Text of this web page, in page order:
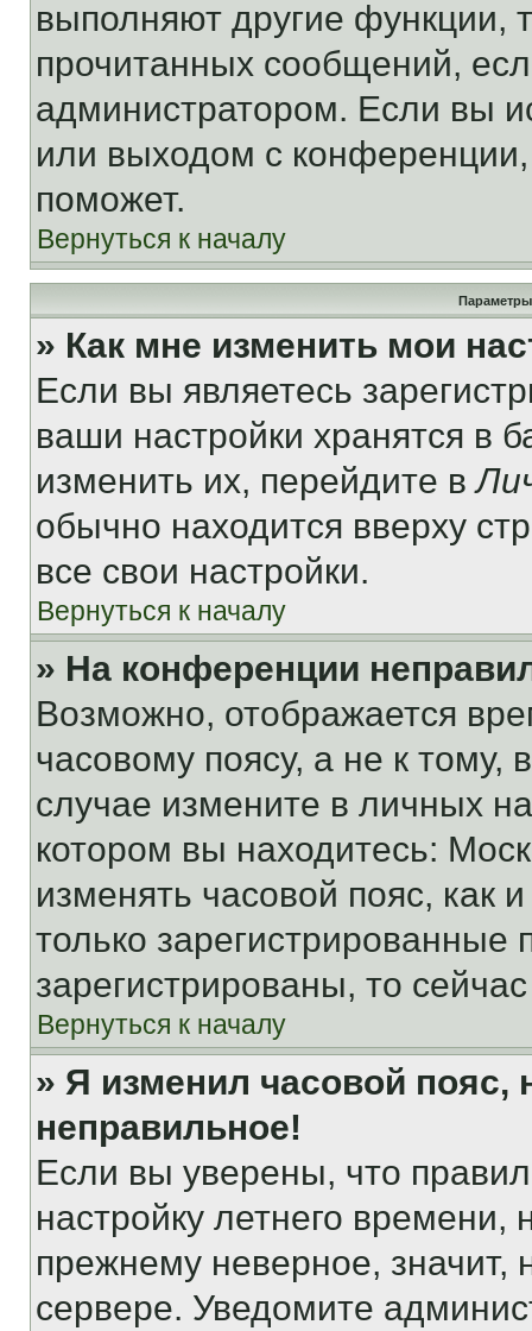
выполняют другие функции,
прочитанных сообщений,
администратором. Если вы
или выходом с
поможет.
Вернуться к началу
Параметры
» Как мне изменить мои
Если вы являетесь
ваши настройки хранятся в
изменить их, перейдите в
обычно находится вверху
все свои настройки.
Вернуться к началу
» На конференции
Возможно, отображается
часовому поясу, а не к тому,
случае измените в личных
котором вы находитесь:
изменять часовой пояс, как
только
зарегистрированы, то
Вернуться к началу
» Я изменил часовой пояс,
неправильное!
Если вы уверены, что
настройку летнего
прежнему неверное, значит,
сервере. Уведомите